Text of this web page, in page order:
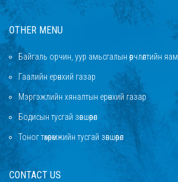
OTHER MENU
Байгаль орчин, уур амьсгалын өөрчлөлтийн яам
Гаалийн ерөнхий газар
Мэргэжлийн хяналтын ерөнхий газар
Бодисын тусгай зөвшөөрөл
Тоног төхөөрөмжийн тусгай зөвшөөрөл
CONTACT US